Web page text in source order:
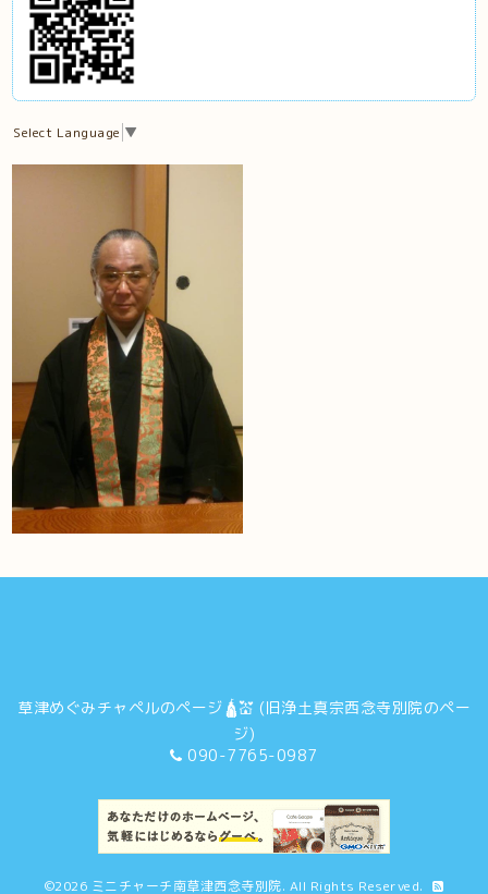
Select Language ▼
草津めぐみチャペルのページ🛕💒 (旧浄土真宗西念寺別院のペー
ジ)
090-7765-0987
©2026 ミニチャーチ南草津西念寺別院. All Rights Reserved.